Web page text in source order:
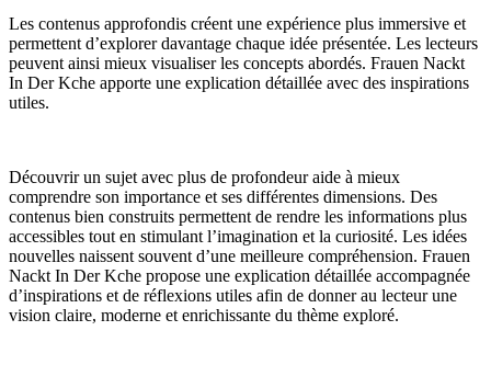
Les contenus approfondis créent une expérience plus immersive et
permettent d’explorer davantage chaque idée présentée. Les lecteurs
peuvent ainsi mieux visualiser les concepts abordés. Frauen Nackt
In Der Kche apporte une explication détaillée avec des inspirations
utiles.
Découvrir un sujet avec plus de profondeur aide à mieux
comprendre son importance et ses différentes dimensions. Des
contenus bien construits permettent de rendre les informations plus
accessibles tout en stimulant l’imagination et la curiosité. Les idées
nouvelles naissent souvent d’une meilleure compréhension. Frauen
Nackt In Der Kche propose une explication détaillée accompagnée
d’inspirations et de réflexions utiles afin de donner au lecteur une
vision claire, moderne et enrichissante du thème exploré.